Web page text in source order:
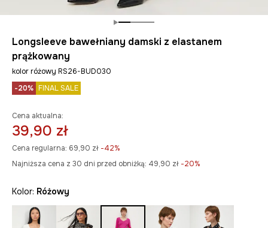
Longsleeve bawełniany damski z elastanem
prążkowany
kolor różowy RS26-BUD030
-20% FINAL SALE
Cena aktualna:
39,90 zł
Cena regularna: 69,90 zł -42%
Najniższa cena z 30 dni przed obniżką: 49,90 zł -20%
Kolor: różowy